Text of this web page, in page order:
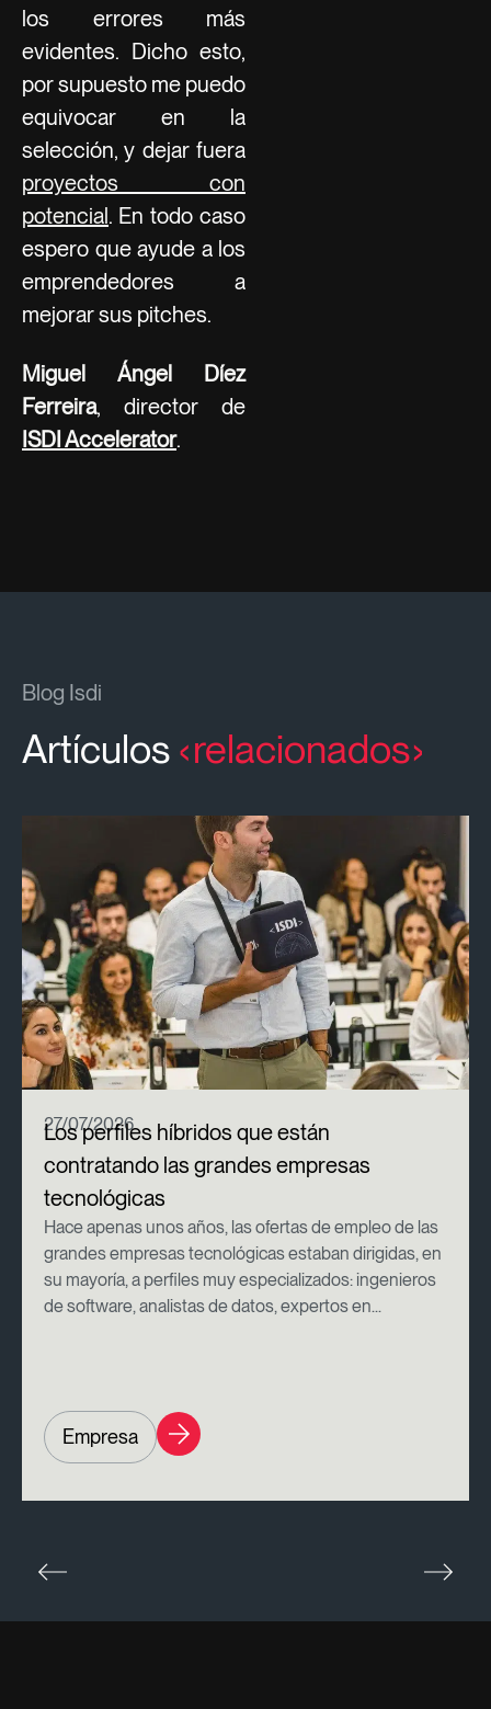
los errores más
evidentes. Dicho esto,
por supuesto me puedo
equivocar en la
selección, y dejar fuera
proyectos con
potencial. En todo caso
espero que ayude a los
emprendedores a
mejorar sus pitches.
Miguel Ángel Díez
Ferreira, director de
ISDI Accelerator.
Blog Isdi
Artículos relacionados
27/07/2026
Los perfiles híbridos que están
contratando las grandes empresas
tecnológicas
Hace apenas unos años, las ofertas de empleo de las
grandes empresas tecnológicas estaban dirigidas, en
su mayoría, a perfiles muy especializados: ingenieros
de software, analistas de datos, expertos en...
Empresa